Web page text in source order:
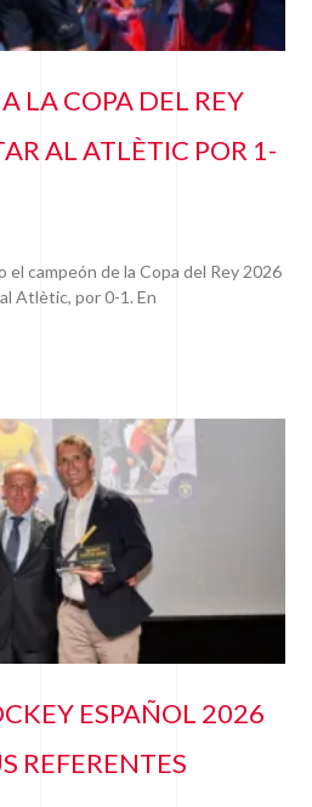
LA COPA DEL REY
AL ATLÈTIC POR 1-
el campeón de la Copa del Rey 2026
Atlètic, por 0-1. En
ESPAÑOL 2026
REFERENTES